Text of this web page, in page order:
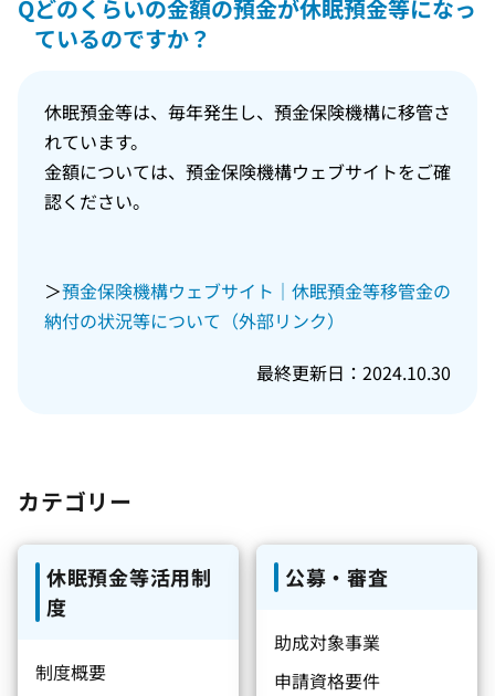
Qどのくらいの金額の預金が休眠預金等になっ
ているのですか？
休眠預金等は、毎年発生し、預金保険機構に移管さ
れています。
金額については、預金保険機構ウェブサイトをご確
認ください。
＞預金保険機構ウェブサイト｜休眠預金等移管金の
納付の状況等について（外部リンク）
最終更新日：2024.10.30
カテゴリー
休眠預金等活用制
度
制度概要
公募・審査
助成対象事業
申請資格要件